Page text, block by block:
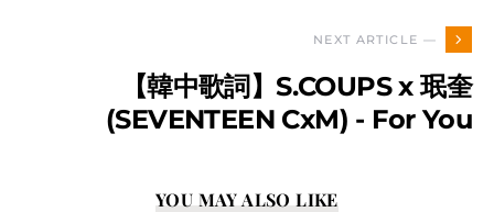
NEXT ARTICLE —
【韓中歌詞】S.COUPS x 珉奎
(SEVENTEEN CxM) - For You
YOU MAY ALSO LIKE